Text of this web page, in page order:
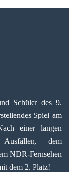
Schüler des 9.
Spiel am
einer langen
Ausfällen, dem
NDR-Fernsehen
dem 2. Platz!